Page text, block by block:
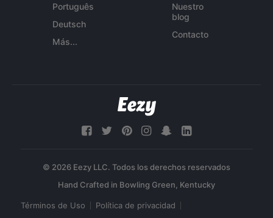
Português
Deutsch
Más...
Nuestro
blog
Contacto
© 2026 Eezy LLC. Todos los derechos reservados
Términos de Uso Política de privacidad